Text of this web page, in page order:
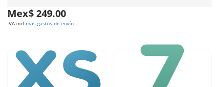
Mex$ 249.00
IVA incl.más gastos de envío